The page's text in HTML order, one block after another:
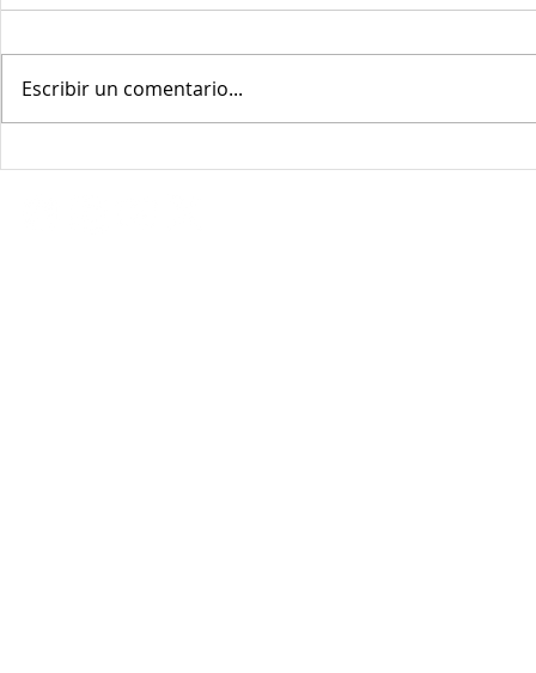
Murales, arte vivo en la 9
Escribir un comentario...